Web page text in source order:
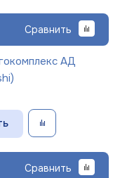
Сравнить
АД
Сравнить